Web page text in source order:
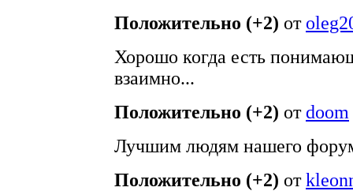
Положительно (+2) от
Хорошо когда есть
взаимно...
Положительно (+2) отdoom
Лучшим людям нашего
Положительно (+2) от